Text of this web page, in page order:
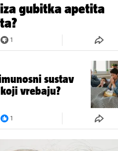
gubitka apetita
1
sustav
vrebaju?
1